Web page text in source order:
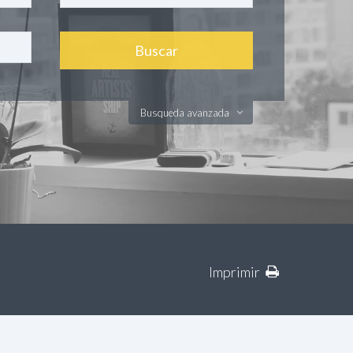
Busqueda avanzada
Imprimir